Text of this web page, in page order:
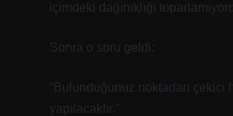
içimdeki dağınıklığı
Sonra o soru geldi:
“Bulunduğunuz noktadan çekici
yapılacaktır.”